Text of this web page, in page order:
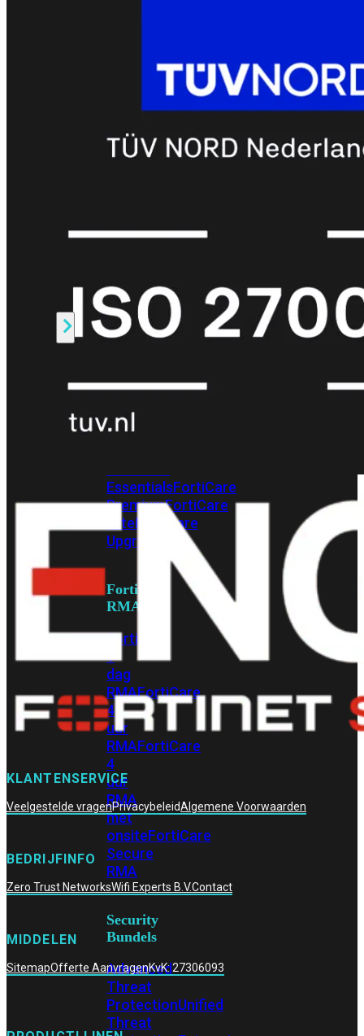
FortiWiFi
FortiWiFi
FortiWiFi
51GFortiWiFi
60F
FortiWiFi
80FFortiWiFi
Licentie
bekijken
FortiCare
Support
EssentialsFortiCare
PremiumFortiCare
EliteFortiCare
Upgrades
FortiCare
RMA
FortiCare
1
dag
RMAFortiCare
4
uur
RMAFortiCare
4
uur
RMA
met
onsiteFortiCare
Secure
RMA
Security
Bundels
Advanced
Threat
ProtectionUnified
Threat
KLANTENSERVICE
Veelgestelde vragenPrivacybeleidAlgemene Voorwaarden
BEDRIJFINFO
Zero Trust NetworksWifi Experts B.V.Contact
MIDDELEN
SitemapOfferte AanvragenKvK: 27306093